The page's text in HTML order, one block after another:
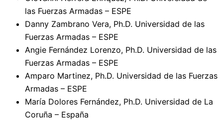
las Fuerzas Armadas – ESPE
Danny Zambrano Vera, Ph.D. Universidad de las
Fuerzas Armadas – ESPE
Angie Fernández Lorenzo, Ph.D. Universidad de las
Fuerzas Armadas – ESPE
Amparo Martinez, Ph.D. Universidad de las Fuerzas
Armadas – ESPE
María Dolores Fernández, Ph.D. Universidad de La
Coruña – España